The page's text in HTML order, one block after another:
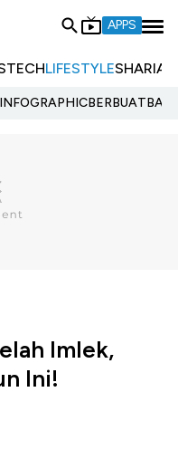
APPS
TECHLIFESTYLESHARIA
INFOGRAPHIC
Imlek,
Ini!